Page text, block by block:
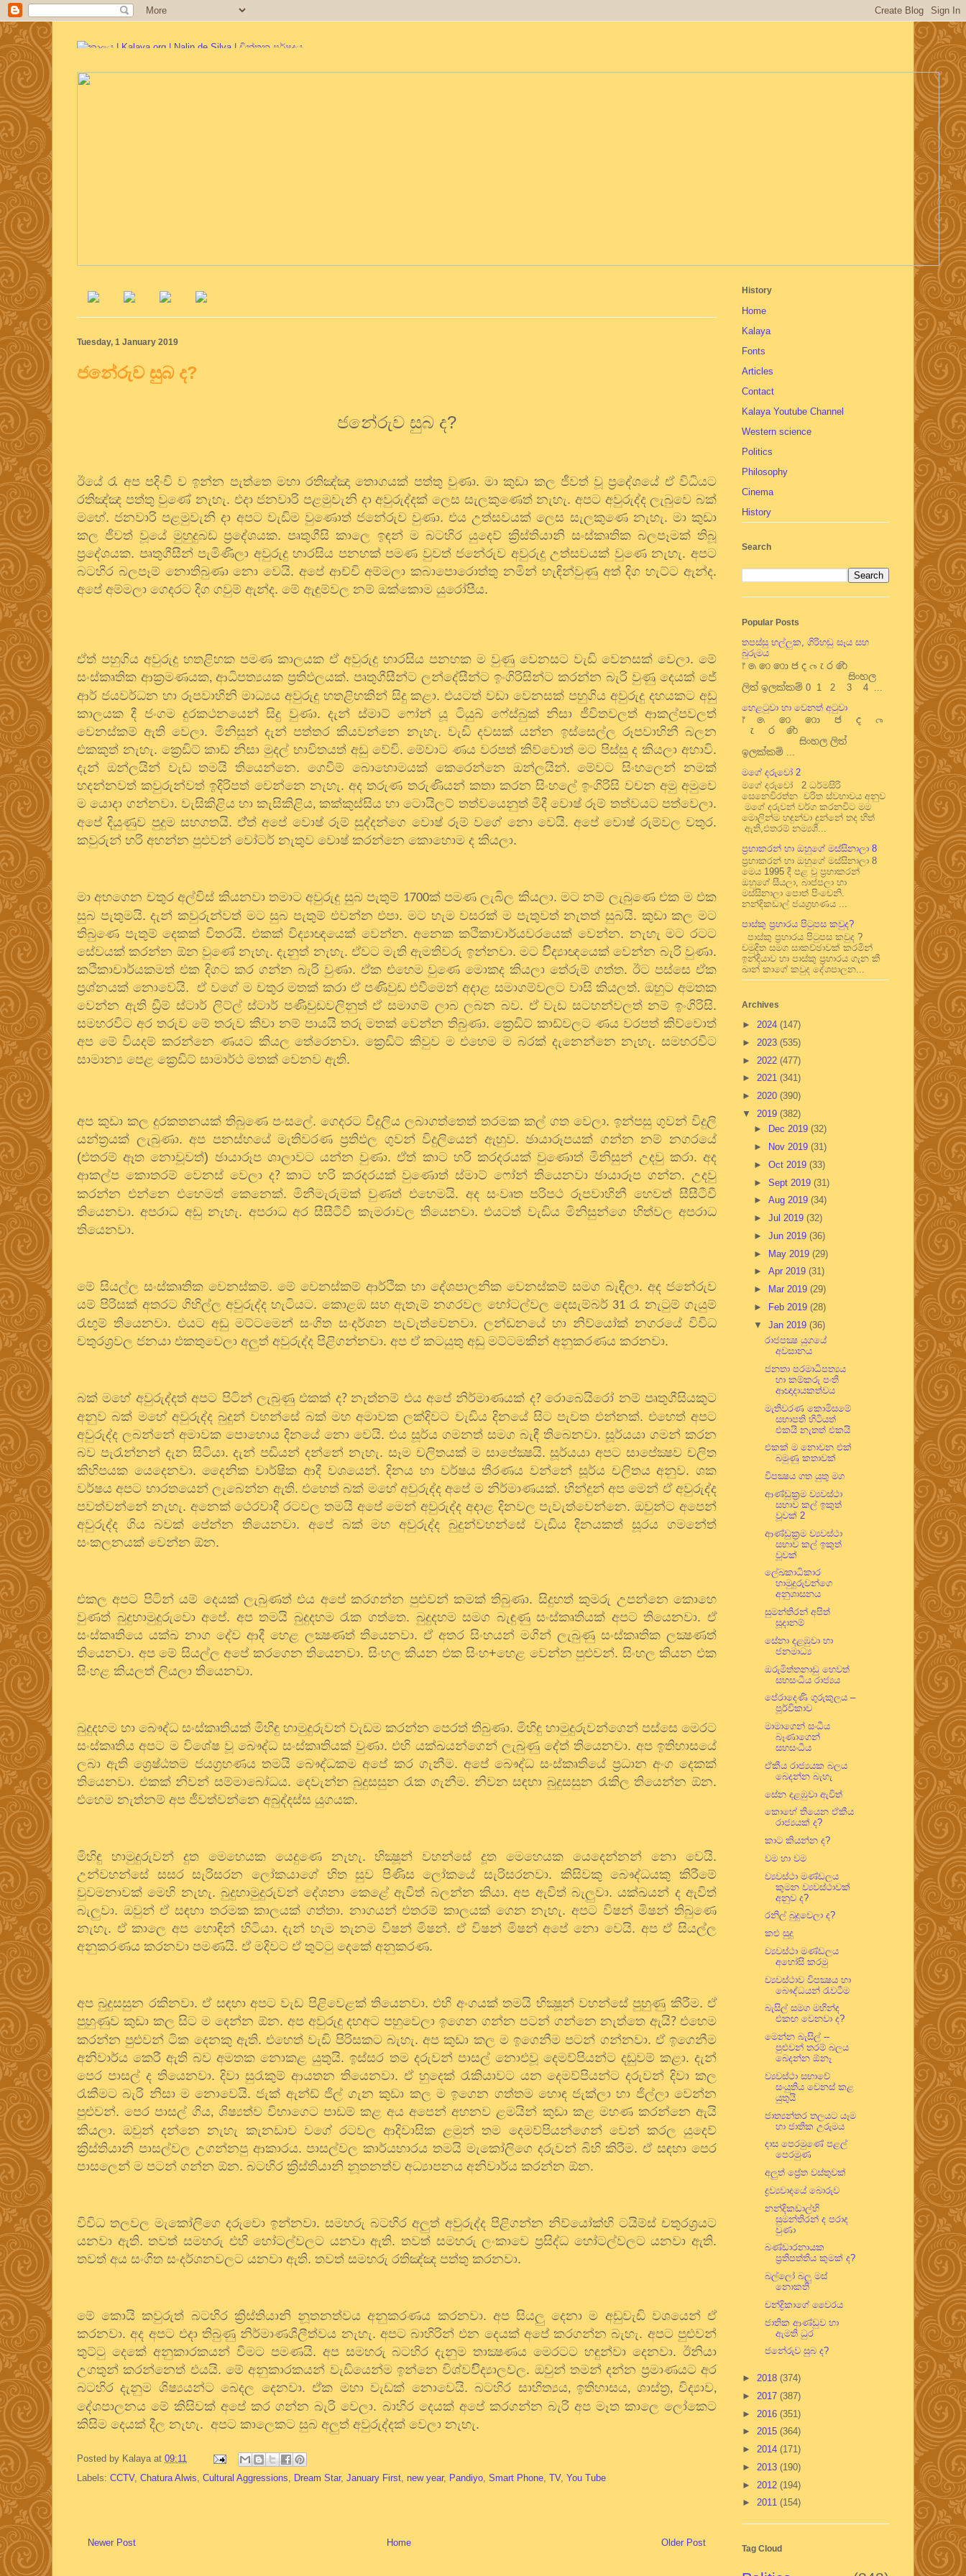
Tuesday, 1 January 2019
ජනේරුව සුබ ද?
ජනේරුව සුබ ද?
ඊයේ රෑ අප පදිංචි ව ඉන්න පැත්තෙ මහා රතිඤ්ඤා තොගයක් පත්තු වුණා. මා කුඩා කල ජීවත් වූ ප්‍රදේශයේ ඒ විධියට
රතිඤ්ඤ පත්තු වුණේ නැහැ. එදා ජනවාරි පළමුවැනි දා අවුරුද්දක් ලෙස සැලකුණෙත් නැහැ. අපට අවුරුද්ද ලැබුවෙ බක්
මහේ. ජනවාරි පළමුවැනි දා අපට වැඩිම වුණොත් ජනේරුව වුණා. එය උත්සවයක් ලෙස සැලකුණෙ නැහැ. මා කුඩා
කල ජීවත් වූයේ මුහුදුබඩ ප්‍රදේශයක. පෘතුගීසි කාලෙ ඉඳන් ම බටහිර යුදෙව් ක්‍රිස්තියානි සංස්කෘතික බලපෑමක් තිබූ
ප්‍රදේශයක. පෘතුගීසීන් පැමිණිලා අවුරුදු හාරසිය පනහක් පමණ වුවත් ජනේරුව අවුරුදු උත්සවයක් වුණෙ නැහැ. අපට
බටහිර බලපෑම් නොතිබුණා නො වෙයි. අපේ ආච්චි අම්මලා කබාපොරොත්තු නමින් හැඳින්වුණු අත් දිග හැට්ට ඇන්ද.
අපේ අම්මලා ගෙදරට දිග ගවුම් ඇන්ද. මේ ඇඳුම්වල නම් ඔක්කොම යුරෝපීය.
ඒත් පහුගිය අවුරුදු හතළිහක පමණ කාලයක ඒ අවුරුදු හාරසිය පනහක ම වුණු වෙනසට වැඩි වෙනසක් වෙලා. මේ
සංස්කෘතික ආක්‍රමණයක, ආධිපත්‍යයක ප්‍රතිඵලයක්. පෘතුගීසීන්ට ලන්දේසීන්ට ඉංගිරිසින්ට කරන්න බැරි වුණු දෙයක් ජේ
ආර් ජයවර්ධන හා රූපවාහිනි මාධ්‍යය අවුරුදු හතළිහකින් සිදු කළා. එයටත් වඩා වෙනසක් පහුගිය අවුරුදු දහයකට අඩු
කාලයක දී ජංගම දුරකථනයෙන් සිදු වුණා. දැන් ස්මාට් ෆෝන් යූ ටියුබ් ෆේස්බුක් නිසා ජීවිතවලත් ආකල්පවලත්
වෙනස්කම් ඇති වෙලා. මිනිසුන් දැන් පත්තර කියවන්නෙ නැහැ. වැඩි දවසක් යන්න ඉස්සෙල්ල රූපවාහිනී බලන
එකකුත් නැහැ. ක්‍රෙඩිට් කාඩ් නිසා මුදල් භාවිතයත් අඩු වේවි. මේවාට ණය වරපත් කිව්වොත් මට පිස්සු ද කියලා අහාවි.
දැන් ඔන්ලයින් වැඩ තමයි තියෙන්නෙ. ගෙවීම් බොහොමයක් කෙරෙන්නෙ ඔන්ලයින්. මේවට සිංහලෙන් නමක්
හදන්නවත් කවුරුන්වත් ඉදිරිපත් වෙන්නෙ නැහැ. අද තරුණ තරුණියන් කතා කරන සිංහලේ ඉංගිරිසි වචන අමු අමුවෙ
ම යොදා ගන්නවා. වැසිකිළිය හා කැසිකිළිය, කක්කුස්සිය හා ටොයිලට් තත්වයෙනුත් මිදී වොෂ් රූම් තත්වයට පත්වෙලා.
අපේ දියුණුව පුදුම සහගතයි. ඒ්ත් අපේ වොෂ් රූම් සුද්දන්ගෙ වොෂ් රූම් වගේ නො වෙයි. අපේ වොෂ් රුම්වල වතුර.
කවුරුන් හරි අහන්න පුළුවන් වෝටර් නැතුව වොෂ් කරන්නෙ කොහොම ද කියලා.
මා අහගෙන චතුර අල්විස් කියනවා තමාට අවුරුදු සුබ පැතුම් 1700ක් පමණ ලැබිල කියලා. මට නම් ලැබුණෙ එක ම එක
සුබ පැතුමයි. දැන් කවුරුන්වත් මට සුබ පැතුම් එවන්න එපා. මට හැම වසරක් ම පැතුවත් නැතත් සුබයි. කුඩා කල මට
තිබුණෙ පැතුම් දෙකක් විතරයි. එකක් විද්‍යාඥයෙක් වෙන්න. අනෙක කථිකාචාර්යවරයෙක් වෙන්න. නැහැ මට රටට
සේවයක් කරන්න ඕන වුණේ නැහැ. දැනුත් නැහැ. ඒවට මැති ඇමතිවරු ඉන්නවා. මට විිද්‍යාඥයෙක් වෙන්න බැරි වුණා.
කථිකාචාර්යකමත් එක දිගට කර ගන්න බැරි වුණා. ඒක එහෙම වුණෙ මොකද කියලා තේරුම් ගත්ත. ඊට පස්සෙ ඒක
ප්‍රශ්නයක් නොවෙයි.
ඒ වගේ ම චතුර මතක් කරා ඒ පණිවුඩ එවීමෙන් අදාළ සමාගම්වලටවාසි කියලත්. ඔහුට අමතක
වෙන්න ඇති ඩ්‍රීම් ස්ටාර් ලිට්ල් ස්ටාර් පණිවුඩවලිනුත් ඒ සමාගම් ලාබ ලබන බව. ඒ වැඩ සටහන්වලත් නම් ඉංගිරිසි.
සමහරවිට අර තරුව මේ තරුව කීවා නම් පායයි තරු මතක් වෙන්න තිබුණා. ක්‍රෙඩිට් කාඩ්වලට ණය වරපත් කිව්වොත්
අප මේ වියදම් කරන්නෙ ණයට කියල තේරෙනවා. ක්‍රෙඩිට් කිවුව ම එහෙම ම බරක් දැනෙන්නෙ නැහැ. සමහරවිට
සාමාන්‍ය පෙළ ක්‍රෙඩිට් සාමාර්ථ මතක් වෙනව ඇති.
අප කුඩා කල දුරකතනයක් තිබුණෙ පංසලේ. ගෙදරට විදුලිය ලබාගත්තෙත් තරමක කල් ගත වෙලා. ඉන්පසු ගුවන් විදුලි
යන්ත්‍රයක් ලැබුණා. අප පනස්හයේ මැතිවරණ ප්‍රතිඵල ගුවන් විදුලියෙන් ඇහුව. ඡායාරූපයක් ගන්න නම් නගරයේ
(එතරම් ඈත නොවූවත්) ඡායාරූප ශාලාවට යන්න වුණා. ඒත් කාට හරි කරදරයක් වුණොත් මිනිසුන් උදවු කරා. අද
ආකල්ප කොතරම් වෙනස් වෙලා ද? කාට හරි කරදරයක් වුණොත් ස්මාට් ෆෝන් තියෙනවා ඡායාරූප ගන්න. උදවු
කරන්න එන්නෙ එහෙමත් කෙනෙක්. මිනීමැරුමක් වුණත් එහෙමයි. අද සංවෘත පරිපථ රූපවාහිනී හෙවත් සීසීටීවී
තියෙනවා. අපරාධ අඩු නැහැ. අපරාධ අර සීසීටීවී කැමරාවල තියෙනවා. එයටත් වැඩිය මිනිසුන්ගෙ හිත්වල අපරාධ
තියෙනවා.
මේ සියල්ල සංස්කෘතික වෙනස්කම්. මේ වෙනස්කම් ආර්ථික හා දේශපාලනික වෙනස්කම් සමග බැඳිලා. අද ජනේරුව
යම් පිරිසක් අතරට ගිහිල්ල අවුරුද්ද හැටියට. කොළඹ සහ ඇතැම් නගරවල හෝටල්වල දෙසැම්බර් 31 රෑ නැටුම් ගැයුම්
රැඟුම් තියෙනවා. එයට අඩු මට්ටමෙන් සංගිත සංදර්ශන පැවැත්වෙනවා. ලන්ඩනයේ හා නිව්යෝක් නගරයේ විවිධ
චතුරශ්‍රවල ජනයා එකතුවෙලා අලුත් අවුරුද්ද පිළිගන්නවා. අප ඒ කටයුතු අඩු මට්ටමකින් අනුකරණය කරනවා.
බක් මහේ අවුරුද්දත් අපට පිටින් ලැබුණු එකක් ද?නැත්නම් එය අපේ නිර්මාණයක් ද?රොබෙයිරෝ නම් පෘතුගීසියකුට
අනුව බක් මහේ අවුරුද්ද බුදුන් වහන්සේ බක් මහ අමාවක ලක්දිවට වැඩිය දිනයේ සිට පැවත එන්නක්. එහෙත් අපට
අවුරුද්ද ලබන්නේ අමාවක පොහොය දිනයේ නො වෙයි. එය සූර්ය ගමනත් සමග බැඳී තිබෙනවා. සූර්යයා ගමන් කරන
බව පැරැන්නන් දැන සිටියා. දැන් පඬියන් දන්නේ නැහැ. සෑම චලිතයක් ම සාපේක්‍ෂයි. සූර්යයා අපට සාපේක්‍ෂව චලිත
කිහිපයක යෙදෙනවා. දෛනික වාර්ෂික ආදී වශයෙන්. දිනය හා වර්ෂය තීරණය වන්නේ සූර්ය චලිතය අනුව. ශක
වර්ෂය අපට භාරතයෙන් ලැබෙන්න ඇති. එහෙත් බක් මහේ අවුරුද්ද අපේ ම නිර්මාණයක්. හින්දූන් අප මෙන් ඒ අවුරුද්ද
පවත්වන්නේ නැහැ. අනෙක් ථෙරවාදී රටවල තමයි අපේ මෙන් අවුරුද්ද අදාළ දිනවල පැවැත්වෙන්නෙ. ඔවුන්ට අපෙන්
අවුරුද්ද ගිය බවක් පේන්න තියෙනවා. අපේ බක් මහ අවුරුද්ද බුදුන්වහන්සේ වැඩිය දිනයකත් සූරය ගමනේත්
සංකලනයක් වෙන්න ඕන.
එකල අපට පිටින් යම් දෙයක් ලැබුණත් එය අපේ කරගන්න පුළුවන් කමක් තිබුණා. සිදුහත් කුමරු උපන්නෙ කොහෙ
වුණත් බුදුහාමුදුරුවො අපේ. අප තමයි බුදුදහම රැක ගත්තෙ. බුදුදහම සමග බැඳුණු සංස්කෘතියක් අපට තියෙනවා. ඒ
සංස්කෘතියෙ යක්ඛ නාග දේව ආදී හෙළ ලක්‍ෂණත් තියෙනවා. ඒ අතර සිංහයන් මගින් ලැබුණු සංස්කෘතික ලක්‍ෂණත්
තියෙනවා. අප මේ සියල්ල අපේ කරගෙන තියෙනවා. සිංහල කියන එක සිංහ+හෙළ වෙන්න පුළුවන්. සිංහල කියන එක
සිංහළ කියලත් ලියලා තියෙනවා.
බුදුදහම හා බෞද්ධ සංස්කෘතියක් මිහිඳු හාමුදුරුවන් වැඩම කරන්න පෙරත් තිබුණා. මිහිඳු හාමුදුරුවන්ගෙන් පස්සෙ මෙරට
සංස්කෘතිය අපට ම විශේෂ වූ බෞද්ධ සංස්කෘතියක් වුණා. එහි යක්ඛයන්ගෙන් ලැබුණු දේත් තියෙනවා. අප ඉතිහාසයේ
ලබා ඇති ශ්‍රෙෂ්ඨතම ජයග්‍රහණය තමයි බෞද්ධකම අපේ කර ගැනීම. අපේ බෞද්ධ සංස්කෘතියේ ප්‍රධාන අංග දෙකක්
තියෙනවා. එකක් නිවන් සම්මාබෝධය. දෙවැන්න බුදුසසුන රැක ගැනීම. නිවන සඳහා බුදුසසුන රැකිල තියෙන්න ඕන.
එහෙම නැත්නම් අප ජීවත්වන්නෙ අබුද්දස්ස යුගයක.
මිහිඳු හාමුදුරුවන් දුත මෙහෙයක යෙදුණෙ නැහැ. භික්‍ෂූන් වහන්සේ දූත මෙහෙයක යෙදෙන්නන් නො වෙයි.
උන්වහන්සේ සසර සැරිසරන ලෝකයාගේ හිත සුව පිණිස ලෝකයේ සැරිසරනවා. කිසිවකු බෞද්ධයකු කිරීමේ
වුවමනාවක් මෙහි නැහැ. බුදුහාමුදුරුවන් දේශනා කෙළේ ඇවිත් බලන්න කියා. අප ඇවිත් බැලුවා. යක්ඛයන් ද ඇවිත්
බැලුවා. ඔවුන් ඒ සඳහා තරමක කාලයක් ගත්තා. නාගයන් එතරම් කාලයක් ගෙන නැහැ. අපට විෂන් මිෂන් තිබුණෙ
නැහැ. ඒ කාලෙ අප හොඳින් හිටියා. දැන් හැම තැනම විෂන් මිෂන්. ඒ විෂන් මිෂන් අපේ නො වෙයි. අප ඒ සියල්ල
අනුකරණය කරනවා පමණයි. ඒ මදිවට ඒ තුට්ටු දෙකේ අනුකරණ.
අප බුදුසසුන රකිනවා. ඒ සඳහා අපට වැඩ පිළිවෙළක් තියෙනවා. එහි අංගයක් තමයි භික්‍ෂූන් වහන්සේ පුහුණු කිරීම. ඒ
පුහුණුව කුඩා කල සිට ම දෙන්න ඕන. අප අවුරුදු දහඅට පහුවෙලා ඉගෙන ගන්න පටන් ගන්නෙ නැත්තෙ ඇයි?එහෙම
කරන්න පුළුවන් ටික දෙනකු ඇති. එහෙත් වැඩි පිරිසකට බැහැ. අප කුඩා කල ම ඉගෙනීම පටන් ගන්නවා. ඒ ඉගෙනීම
අනිවාර්ය කෙරී ඇති බව අමතක නොකළ යුතුයි. ඉස්සර තම දරුවන් පාසල් නොඑවූ දෙමව්පියන්ට දඬුවම් කළා. දැන්
පෙර පාසල් ද තියෙනවා. දිවා සුරැකුම් ආයතන තියෙනවා. ඒ හුදෙක් රැකියාවට යන දෙමව්පියන්ට දරුවන් දිවා කල
රැකීමට බැරි නිසා ම නොවෙයි. ජැක් ඇන්ඩ් ජිල් ගැන කුඩා කල ම ඉගෙන ගත්තම හොඳ ජැක්ලා හා ජිල්ලා වෙන්න
පුළුවන්. පෙර පාසල් ගිය, ශිෂ්‍යත්ව විභාගෙට පාඩම් කළ අය අපෙන් අහනව ළමයින් කුඩා කළ මහණ කරන්නෙ ඇයි
කියලා. ඔවුන් දන්නෙ නැහැ කැනඩාව වගේ රටවල ආදිවාසික ළමුන් තම දෙමව්පියන්ගෙන් වෙන් කරල යුදෙව්
ක්‍රිස්තියානි පාසල්වල උගන්නපු ආකාරය. පාසල්වල කාර්යභාරය තමයි මැකෝලිගෙ දරුවන් බිහි කිරීම. ඒ සඳහා පෙර
පාසලෙන් ම පටන් ගන්න ඕන. බටහිර ක්‍රිස්තියානි නූතනත්ව අධ්‍යාපනය අනිවාර්ය කරන්න ඕන.
විවිධ තලවල මැකෝලිගෙ දරුවො ඉන්නවා. සමහරු බටහිර අලුත් අවුරුද්ද පිළිගන්න නිව්යෝක්හි ටයිම්ස් චතුරශ්‍රයට
යනවා ඇති. තවත් සමහරු එහි හෝටල්වලට යනවා ඇති. තවත් සමහරු ලංකාවෙ ප්‍රසිද්ධ හෝටල්වලට යනවා ඇති.
තවත් අය සංගිත සංදර්ශනවලට යනවා ඇති. තවත් සමහරු රතිඤ්ඤ පත්තු කරනවා.
මේ කොයි කවුරුත් බටහිර ක්‍රිස්තියානි නූතනත්වය අනුකරණය කරනවා. අප සියලු දෙනා ම අඩුවැඩි වශයෙන් ඒ
කරනවා. අද අපට එදා තිබුණු නිර්මාණශීලීත්වය නැහැ. අපට බාහිරින් එන දෙයක් අපේ කරගන්න බැහැ. අපට පුළුවන්
තුට්ටු දෙකේ අනුකාරකයන් වීමට පමණයි. අප සමහරු බටහිර දැනුම තාක්‍ෂණය මෙරටට හඳුන්වා දෙනවා. ඊනියා
උගතුන් කරන්නෙත් එයයි. මේ අනුකාරකයන් වැඩියෙන්ම ඉන්නෙ විශ්වවිිද්‍යාලවල. ඔවුන් තමන් දන්න ප්‍රමාණයට අර
බටහිර දැනුම ශිෂ්‍යයන්ට බෙදල දෙනවා. ඒක මහා වැඩක් නොවෙයි. බටහිර සාහිත්‍යය,ඉතිහාසය, ශාස්ත්‍ර,විද්‍යාව,
දේශපාලනය මේ කිසිවක් අපේ කර ගන්න බැරි වෙලා. බාහිර දෙයක් අපේ කරගන්න බැරි අප මෑත කාලෙ ලෝකෙට
කිසිම දෙයක් දීල නැහැ. අපට කාලෙකට සුබ අලුත් අවුරුද්දක් වෙලා නැහැ.
Posted by Kalaya at 09:11
Labels: CCTV, Chatura Alwis Cultural Aggressions Dream Star, January First new year, Pandiyo Smart Phone TV, You Tube
Newer Post Older Post
Home
History
Home
Kalaya
Fonts
Articles
Contact
Kalaya Youtube Channel
Western science
Politics
Philosophy
Cinema
History
Search
Popular Posts
තපස්සු භල්ලුක, ගිරිහඬු සෑය සහ
බුරුමය
෦ ෧ ෨ ෩ ෪ ෫ ෬ ෭ ෮ ෯
සිංහල
ලිත් ඉලක්කම් 0 1 2 3 4 ...
හෙළටුවා හා වෙනත් අටුවා
෦ ෧ ෨ ෩ ෪ ෫ ෬
෭ ෮ ෯
සිංහල ලිත්
ඉලක්කම් ...
මගේ දරුවෝ 2
මගේ දරුවෝ 2 ධර්මසිරි
සෙනෙවිරත්න චරිත ස්වභාවය අනුව
මගේ දරුවන් වර්ග කරනවිට මම
මොලින්ම හඳුන්වා දුන්නේ තද හිත්
ඇති,එතරම් නම්‍යශී...
ප්‍රභාකරන් හා ඔහුගේ මස්සිනාලා 8
ප්‍රභාකරන් හා ඔහුගේ මස්සිනාලා 8
මෙය 1995 දී පළ වූ ප්‍රභාකරන්
ඔහුගේ සීයලා, බාප්පලා හා
මස්සිනාලා පොත් පිංචෙනි.
නන්දිකඩාල් ජයග්‍රහණය ...
පාස්කු ප්‍රහාරය පිටුපස කවුද?
පාස්කු ප්‍රහාරය පිටුපස කවුද ?
චමුදිත සමග සාකච්ඡාවක් කරමින්
ඉන්දියාව හා පාස්කු ප්‍රහාරය ගැන කී
ඛාන් කාගේ කවුද දේශපාලන...
Archives
► 2024 (147)
► 2023 (535)
► 2022 (477)
► 2021 (341)
► 2020 (390)
▼ 2019 (382)
►
Dec 2019 (32)
►
Nov 2019 (31)
► Oct 2019 (33)
► Sept 2019 (31)
► Aug 2019 (34)
► Jul 2019 (32)
► Jun 2019 (36)
► May 2019 (29)
► Apr 2019 (31)
►
Mar 2019 (29)
►
Feb 2019 (28)
▼ Jan 2019 (36)
රාජපක්‍ෂ යුගයේ
අවසානය
ජනතා පරමාධිපත්‍යය
හා කම්කරු පංති
ආඥාදායකත්වය
මැතිවරණ කොමිසමේ
සභාපති හිටියත්
එකයි නැතත් එකයි
එකක් ම නොවන එක්
බමුණු කතාවක්
විපක්‍ෂය ගත යුතු මග
ආණ්ඩුක්‍රම ව්‍යවස්ථා
සභාව කල් ඉකුත්
වූවක් 2
ආණ්ඩුක්‍රම ව්‍යවස්ථා
සභාව කල් ඉකුත්
වූවක්
ලේඛකාධිකාර
හාමුදුරුවන්ගෙ
අනුශාසනය
සුමන්තිරන් අපිත්
සූදානම්
සේනා දළඹුවා හා
ජනමාධ්‍ය
ඔරුමිත්තනාඩු හෙවත්
සහසංධීය රාජ්‍යය
පේරාදෙණි ගුරුකුලය –
පූර්විකාව
මාමාගෙන් සංධීය
බෑණාගෙන්
සහසංධීය
ඒකීය රාජ්‍යයක බලය
බෙදන්න බැහැ
සේන දළඹුවා ඇවිත්
කොහේ තියෙන ඒකීය
රාජ්‍යයක් ද?
කාට කියන්න ද?
වම හා වම
ව්‍යවස්ථා මණ්ඩලය
කුමන ව්‍යවස්ථාවක්
අනුව ද?
රනිල් බුදුවෙලා ද?
කළු සුදු
ව්‍යවස්ථා මණ්ඩලය
අහෝසි කරමු
ව්‍යවස්ථාව විපක්‍ෂය හා
බෞද්ධයන් රැවටීම
බැසිල් සමග මහින්ද
එකඟ වෙනවා ද?
මෙන්න බැසිල් --
පුළුවන් තරම් බලය
බෙදන්න ඕනෑ
ව්‍යවස්ථා සභාවේ
සංයුතිය වෙනස් කළ
යුතුයි
ජාත්‍යන්තර තලයට යෑම
හා ජාතික උරුමය
දාස පෙරමුණේ පළල්
පෙරමුණ
අලුත් ප්‍රේත වස්තුවක්
ද්‍රව්‍යවාදයේ බොරුව
නන්දිකඩාල්හි
සුමන්තිරන් ද පරාද
වුණා
බණ්ඩාරනායක
ප්‍රතිපත්තිය කුමක් ද?
බල්ලෝ බලු මස්
නොකති
චන්ද්‍රිකාගේ වෛරය
ජාතික ආණ්ඩුව හා
ඇමති ධුර
ජනේරුව සුබ ද?
► 2018 (374)
► 2017 (387)
► 2016 (351)
► 2015 (364)
► 2014 (171)
► 2013 (190)
► 2012 (194)
► 2011 (154)
Tag Cloud